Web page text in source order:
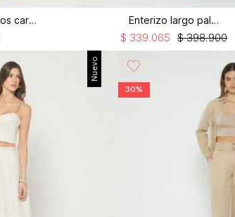
Pantalon barrel,bolsillos cargo Enterizo largo palazo
$ 398.900
$ 339 065
Nuevo
30%